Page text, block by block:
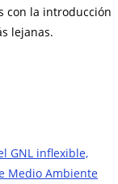
con la introducción
lejanas.
GNL inflexible,
Medio Ambiente